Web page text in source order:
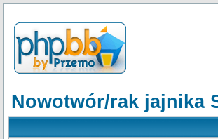
Nowotwór/rak jajnika